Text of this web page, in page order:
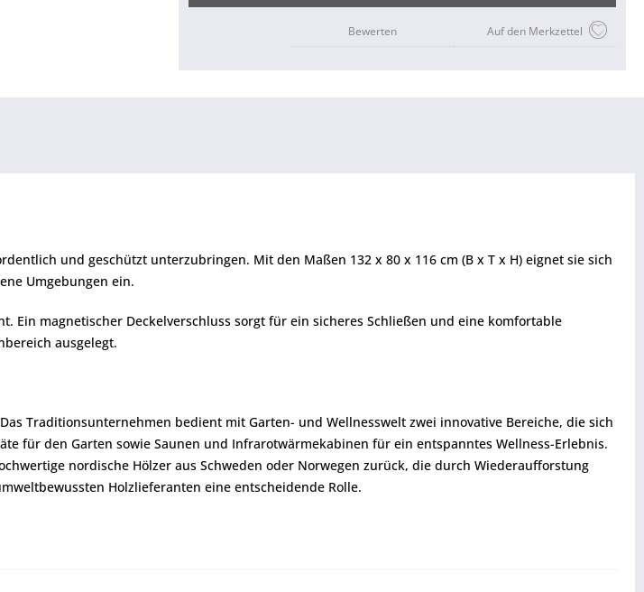
Auf den Merkzettel
Bewerten
und geschützt unterzubringen. Mit den Maßen 132 x 80 x 116 cm (B x T x H) eignet sie sich
Umgebungen ein.
magnetischer Deckelverschluss sorgt für ein sicheres Schließen und eine komfortable
ausgelegt.
Traditionsunternehmen bedient mit Garten- und Wellnesswelt zwei innovative Bereiche, die sich
für den Garten sowie Saunen und Infrarotwärmekabinen für ein entspanntes Wellness-Erlebnis.
nordische Hölzer aus Schweden oder Norwegen zurück, die durch Wiederaufforstung
Holzlieferanten eine entscheidende Rolle.